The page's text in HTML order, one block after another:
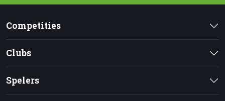
Competities
Clubs
Spelers